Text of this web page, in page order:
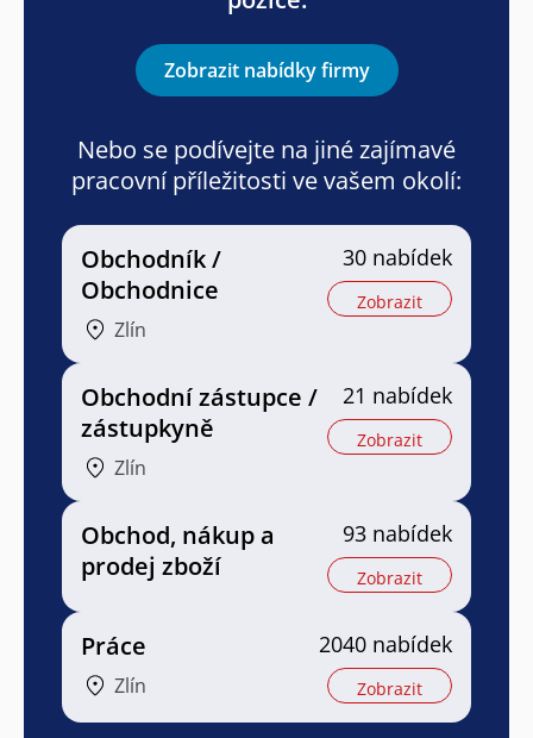
Zobrazit nabídky firmy
Nebo se podívejte na jiné zajímavé
pracovní příležitosti ve vašem okolí:
Obchodník /
Obchodnice
Zlín
30 nabídek
Zobrazit
Obchodní zástupce /
zástupkyně
Zlín
21 nabídek
Zobrazit
Obchod, nákup a
prodej zboží
93 nabídek
Zobrazit
Práce
Zlín
2040 nabídek
Zobrazit